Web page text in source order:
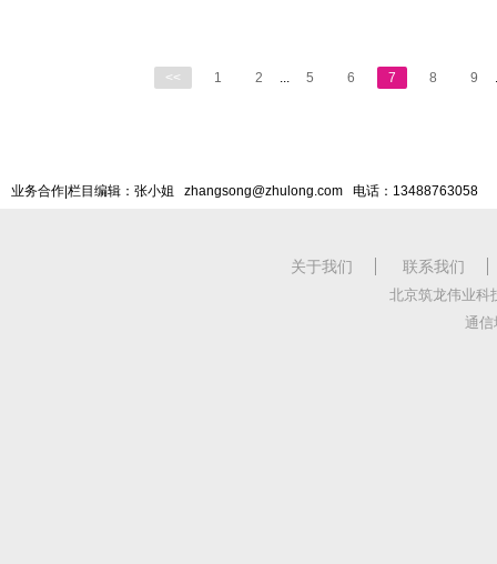
<< 1 2 ... 5 6 7 8 9
业务合作|栏目编辑：张小姐 zhangsong@zhulong.com 电话：13488763058
关于我们 联系我们
北京筑龙伟业科
通